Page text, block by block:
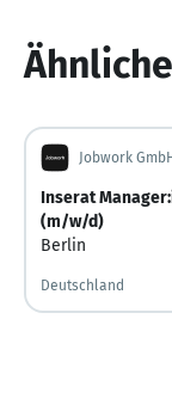
Jobwork GmbH
Inserat
(m/w/d)
Berlin
Deutschland